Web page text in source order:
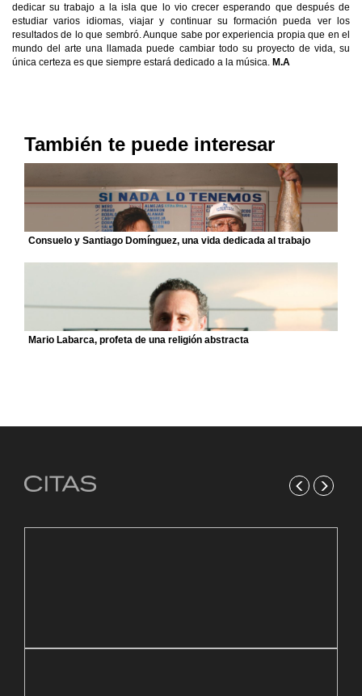
dedicar su trabajo a la isla que lo vio crecer esperando que después de
estudiar varios idiomas, viajar y continuar su formación pueda ver los
resultados de lo que sembró. Aunque sabe por experiencia propia que en el
mundo del arte una llamada puede cambiar todo su proyecto de vida, su
única certeza es que siempre estará dedicado a la música. M.A
También te puede interesar
Consuelo y Santiago Domínguez, una vida dedicada al trabajo
Mario Labarca, profeta de una religión abstracta